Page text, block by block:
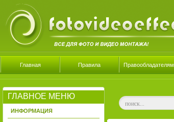
Главная Правила Правообладателям
ГЛАВНОЕ МЕНЮ
ИНФОРМАЦИЯ